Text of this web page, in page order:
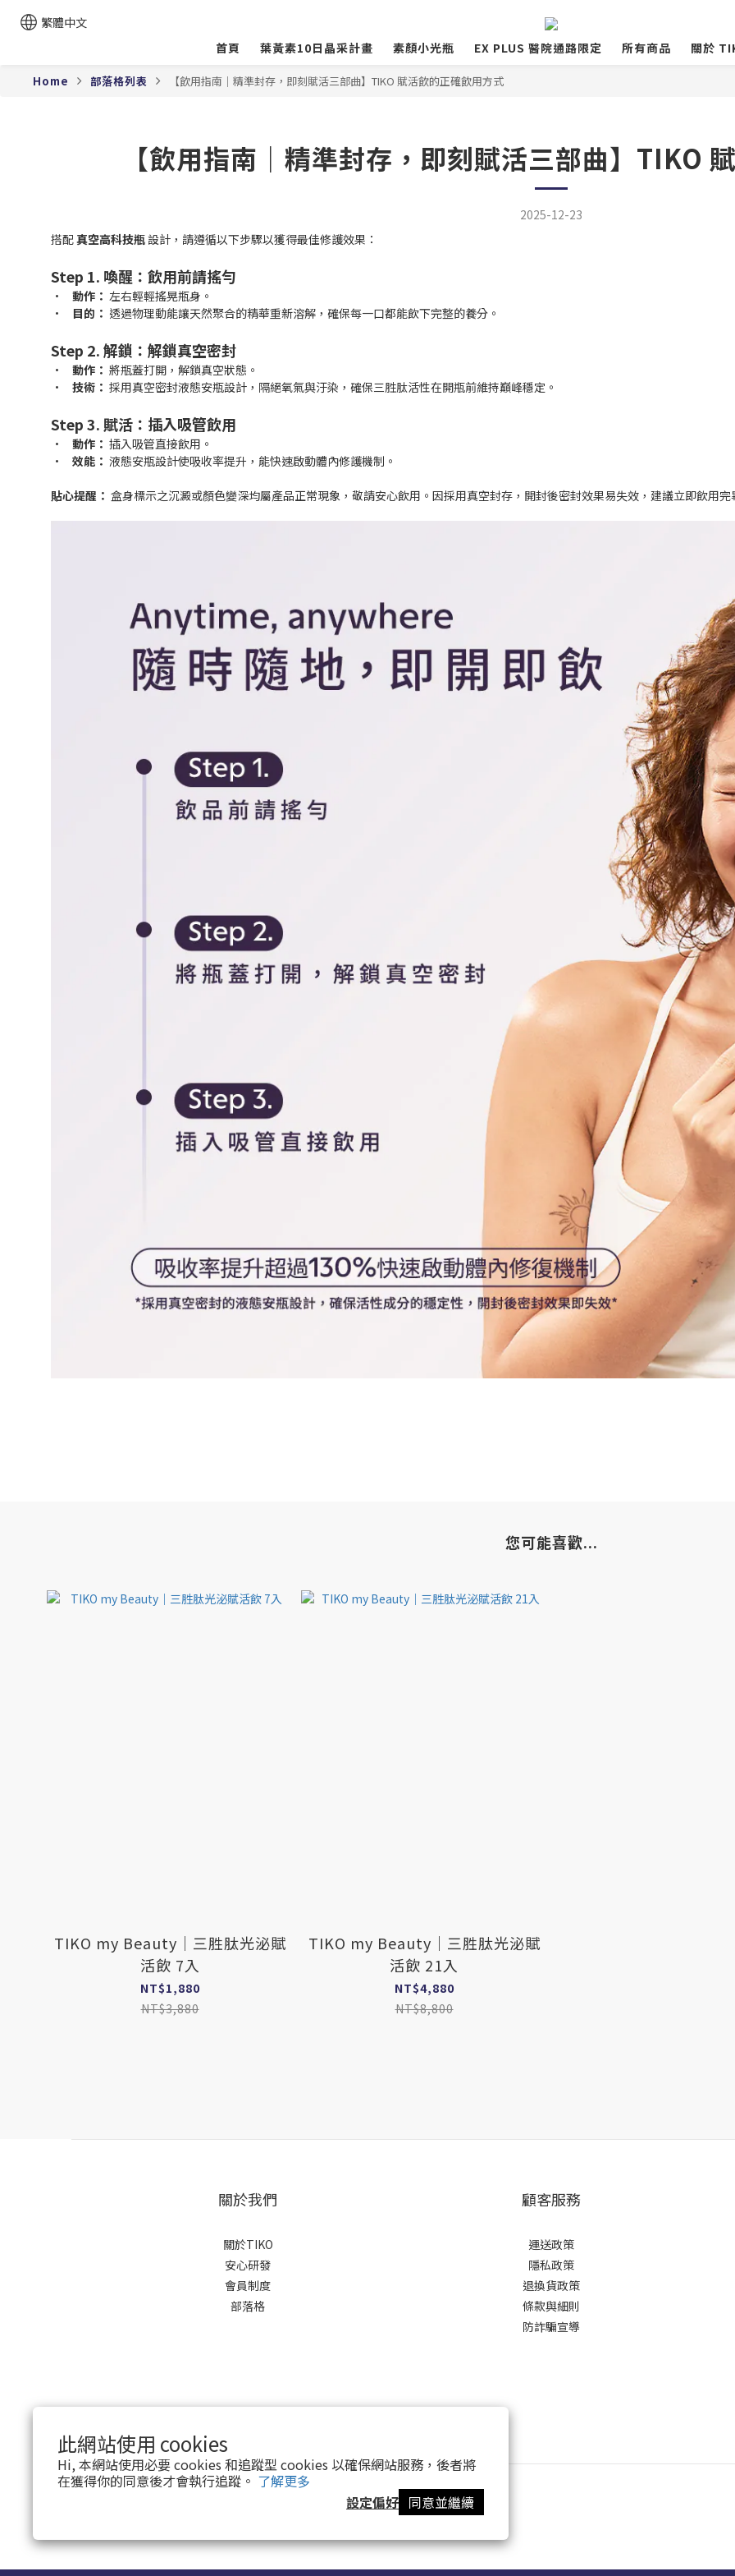
此網站使用 cookies
Hi, 本網站使用必要 cookies 和追蹤型 cookies 以確保網站服務，後者將
在獲得你的同意後才會執行追蹤。 了解更多
設定偏好 同意並繼續
繁體中文
首頁
葉黃素10日晶采計畫 素顏小光瓶 EX PLUS 醫院通路限定 所有商品 關於
Home 部落格列表 【飲用指南｜精準封存，即刻賦活三部曲】TIKO 賦活飲的正確飲用方式
【飲用指南｜精準封存，即刻賦活三部曲】TIKO
2025-12-23
搭配真空高科技瓶 設計，請遵循以下步驟以獲得最佳修護效果：
Step 1. 喚醒：飲用前請搖勻
• 動作： 左右輕輕搖晃瓶身。
• 目的： 透過物理動能讓天然聚合的精華重新溶解，確保每一口都能飲下完整的養分。
Step 2. 解鎖：解鎖真空密封
• 動作： 將瓶蓋打開，解鎖真空狀態。
• 技術： 採用真空密封液態安瓶設計，隔絕氧氣與汙染，確保三胜肽活性在開瓶前維持巔峰穩定。
Step 3. 賦活：插入吸管飲用
• 動作： 插入吸管直接飲用。
• 效能： 液態安瓶設計使吸收率提升，能快速啟動體內修護機制。
貼心提醒： 盒身標示之沉澱或顏色變深均屬產品正常現象，敬請安心飲用。因採用真空封存，開封後密封效果易失效，建議立即飲用完
您可能喜歡...
TIKO my Beauty｜三胜肽光泌賦
活飲 7入
NT$1,880
NT$3,880
TIKO my Beauty｜三胜肽光泌賦
活飲 21入
NT$4,880
NT$8,800
關於我們
關於TIKO
安心研發
會員制度
部落格
顧客服務
運送政策
隱私政策
退換貨政策
條款與細則
防詐騙宣導